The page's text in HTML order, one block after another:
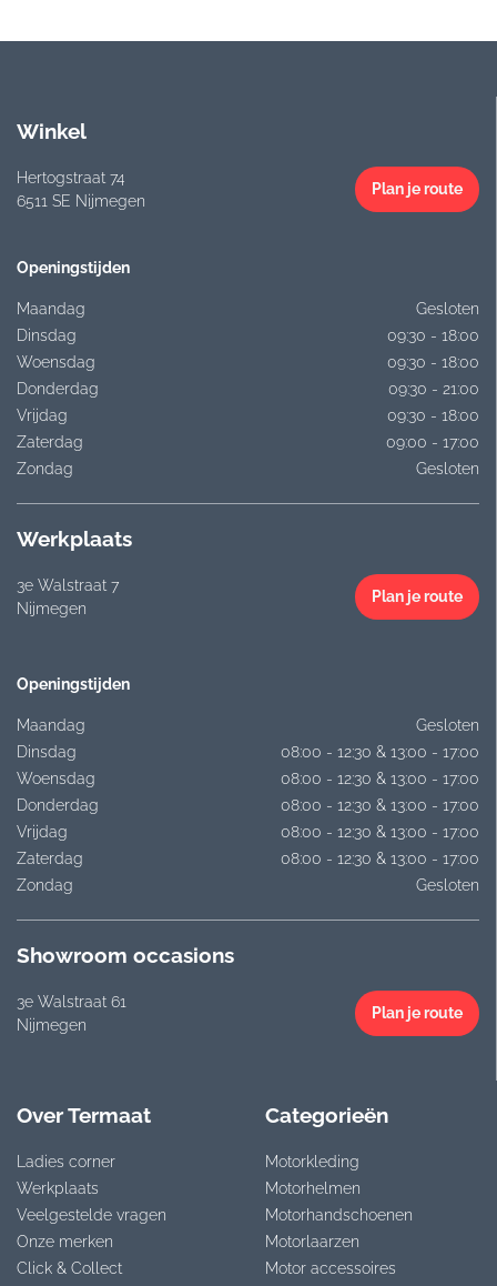
Winkel
Hertogstraat 74
6511 SE Nijmegen
Plan je route
Openingstijden
Maandag
Gesloten
Dinsdag
09:30 - 18:00
Woensdag
09:30 - 18:00
Donderdag
09:30 - 21:00
Vrijdag
09:30 - 18:00
Zaterdag
09:00 - 17:00
Zondag
Gesloten
Werkplaats
3e Walstraat 7
Nijmegen
Plan je route
Openingstijden
Maandag
Gesloten
Dinsdag
08:00 - 12:30 & 13:00 - 17:00
Woensdag
08:00 - 12:30 & 13:00 - 17:00
Donderdag
08:00 - 12:30 & 13:00 - 17:00
Vrijdag
08:00 - 12:30 & 13:00 - 17:00
Zaterdag
08:00 - 12:30 & 13:00 - 17:00
Zondag
Gesloten
Showroom occasions
3e Walstraat 61
Nijmegen
Plan je route
Over Termaat
Ladies corner
Werkplaats
Veelgestelde vragen
Onze merken
Click & Collect
Categorieën
Motorkleding
Motorhelmen
Motorhandschoenen
Motorlaarzen
Motor accessoires